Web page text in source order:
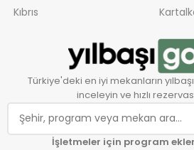
Kıbrıs
Türkiye'deki en iyi mekanların
inceleyin ve hızlı
İşletmeler için program